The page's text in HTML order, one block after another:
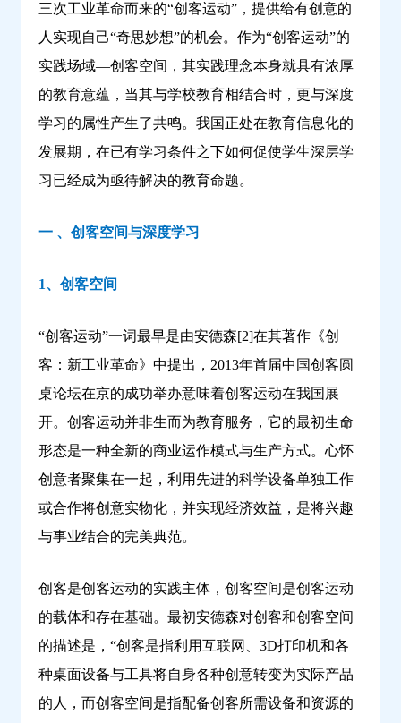
三次工业革命而来的“创客运动”，提供给有创意的
人实现自己“奇思妙想”的机会。作为“创客运动”的
实践场域—创客空间，其实践理念本身就具有浓厚
的教育意蕴，当其与学校教育相结合时，更与深度
学习的属性产生了共鸣。我国正处在教育信息化的
发展期，在已有学习条件之下如何促使学生深层学
习已经成为亟待解决的教育命题。
一 、创客空间与深度学习
1、创客空间
“创客运动”一词最早是由安德森[2]在其著作《创
客：新工业革命》中提出，2013年首届中国创客圆
桌论坛在京的成功举办意味着创客运动在我国展
开。创客运动并非生而为教育服务，它的最初生命
形态是一种全新的商业运作模式与生产方式。心怀
创意者聚集在一起，利用先进的科学设备单独工作
或合作将创意实物化，并实现经济效益，是将兴趣
与事业结合的完美典范。
创客是创客运动的实践主体，创客空间是创客运动
的载体和存在基础。最初安德森对创客和创客空间
的描述是，“创客是指利用互联网、3D打印机和各
种桌面设备与工具将自身各种创意转变为实际产品
的人，而创客空间是指配备创客所需设备和资源的